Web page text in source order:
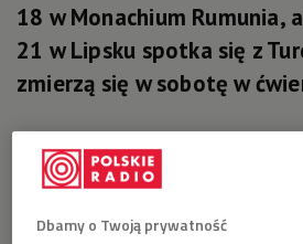
18 w Monachium Rumunia,
21 w Lipsku spotka się z
zmierzą się w sobotę w
Dbamy o Twoją prywatność